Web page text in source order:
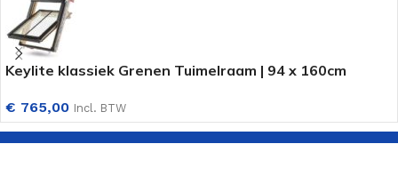
Keylite klassiek Grenen Tuimelraam | 94 x 160cm
€ 765,00 Incl. BTW